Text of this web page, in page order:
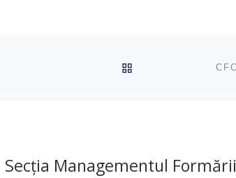
Secția Managementul Formării